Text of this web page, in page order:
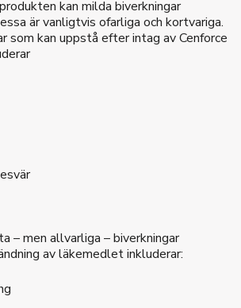
kan milda biverkningar
är vanligtvis ofarliga och kortvariga.
som kan uppstå efter intag av Cenforce
– men allvarliga – biverkningar
av läkemedlet inkluderar: